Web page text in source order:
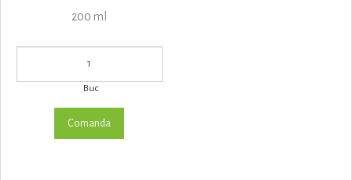
200 ml
Buc